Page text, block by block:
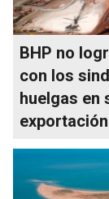
BHP no
con los
huelgas en
exportación